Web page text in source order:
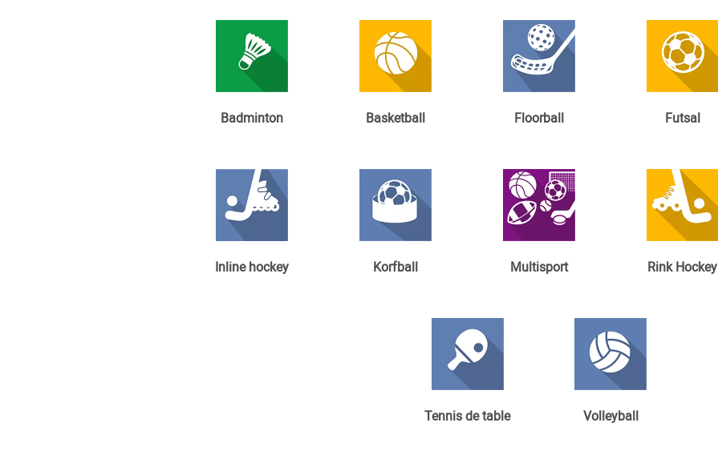
Badminton Basketball Floorball Futsal
Inline hockey Korfball Multisport Rink Hockey
Tennis de table Volleyball